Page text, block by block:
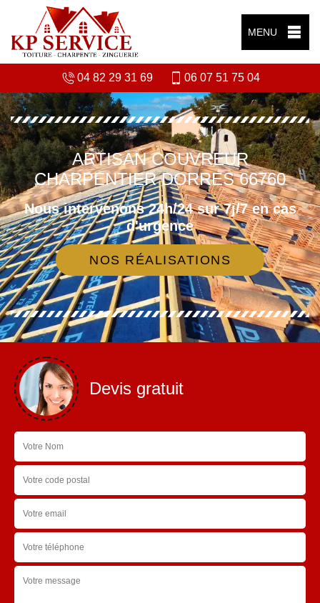
MENU
04 82 29 31 69 06 07 51 75 04
ARTISAN COUVREUR
CHARPENTIER DORRES 66760
Nous intervenons 24h/24 sur 7j/7 en cas
d'urgence
NOS RÉALISATIONS
Devis gratuit